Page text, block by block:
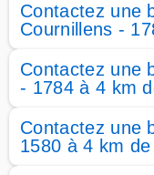
Contactez une
Cournillens -
Contactez une
- 1784 à 4 km
Contactez une
1580 à 4 km